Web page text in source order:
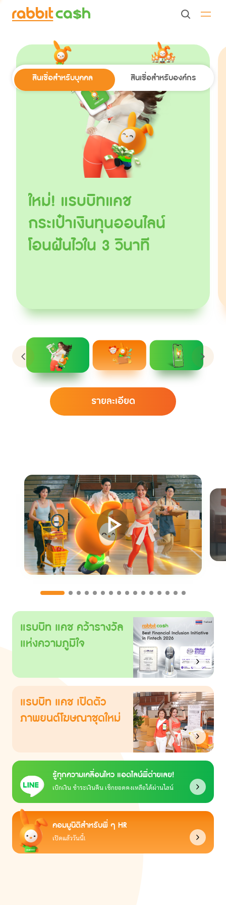
ใหม่! แรบบิทแคช
กระเป๋าเงินทุนออนไลน์
โอนฝันไวใน 3 วินาที
รายละเอียด
แรบบิท แคช คว้ารางวัล
แห่งความภูมิใจ
แรบบิท แคช เปิดตัว
ภาพยนต์โฆษณาชุดใหม่
รู้ทุกความเคลื่อนไหว แอดไลน์พี่ต่ายเลย!
เบิกเงิน ชำระเงินคืน เช็กยอดคงเหลือได้ผ่านไลน์
คอมมูนิตีสำหรับพี่ ๆ HR
เปิดแล้ววันนี้!
สินเชื่อสำหรับบุคคล สินเชื่อสำหรับองค์กร